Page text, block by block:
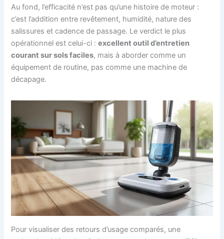
Au fond, l’efficacité n’est pas qu’une histoire de moteur :
c’est l’addition entre revêtement, humidité, nature des
salissures et cadence de passage. Le verdict le plus
opérationnel est celui-ci :excellent outil d’entretien
courant sur sols faciles, mais à aborder comme un
équipement de routine, pas comme une machine de
décapage.
Pour visualiser des retours d’usage comparés, une